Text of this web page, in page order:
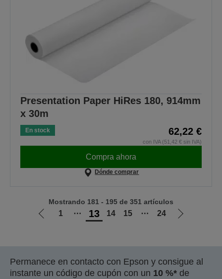
Presentation Paper HiRes 180, 914mm
x 30m
En stock 62,22 €
con IVA (51,42 € sin IVA)
Compra ahora
Dónde comprar
Ir
anterior
1 ⋯ 13 14 15 ⋯ 24
Ir
siguiente
Mostrando 181 - 195 de 351 artículos
Permanece en contacto con Epson y consigue al
instante un código de cupón con un 10 %* de